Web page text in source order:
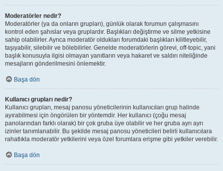
Moderatörler nedir?
Moderatörler (ya da onların grupları), günlük olarak forumun çalışmasını
kontrol eden şahıslar veya gruplardır. Başlıkları değiştirme ve silme yetkisine
sahip olabilirler. Ayrıca moderatör oldukları forumdaki başlıkları kilitleyebilir,
taşıyabilir, silebilir ve bölebilirler. Genelde moderatörlerin görevi, off-topic, yani
başlık konusuyla ilgisi olmayan yanıtların veya hakaret ve saldırı niteliğinde
mesajların gönderilmesini önlemektir.
Başa dön
Kullanıcı grupları nedir?
Kullanıcı grupları, mesaj panosu yöneticilerinin kullanıcıları grup halinde
ayırabilmesi için öngörülen bir yöntemdir. Her kullanıcı (çoğu mesaj
panolarından farklı olarak) bir çok gruba üye olabilir ve her gruba ayrı ayrı
izinler tanımlanabilir. Bu şekilde mesaj panosu yöneticileri belirli kullanıcılara
rahatlıkla moderatör yetkilerini veya özel forumlara erişme gibi yetkiler verebilir.
Başa dön